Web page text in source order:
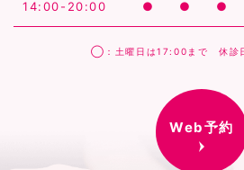
14:00-20:00 ● ● ●
◯：土曜日は17:00まで 休診
Web予約